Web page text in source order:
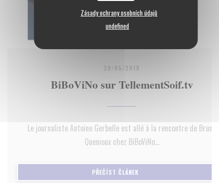
Zásady ochrany osobních údajů
undefined
28/05/2019
BiBoViNo sur TellementSoif.tv
Le journaliste Antoine Gerbelle est allé à la rencontre de Bruno
Quenioux chez BiBoViNo...
PŘEČÍST ČLÁNEK